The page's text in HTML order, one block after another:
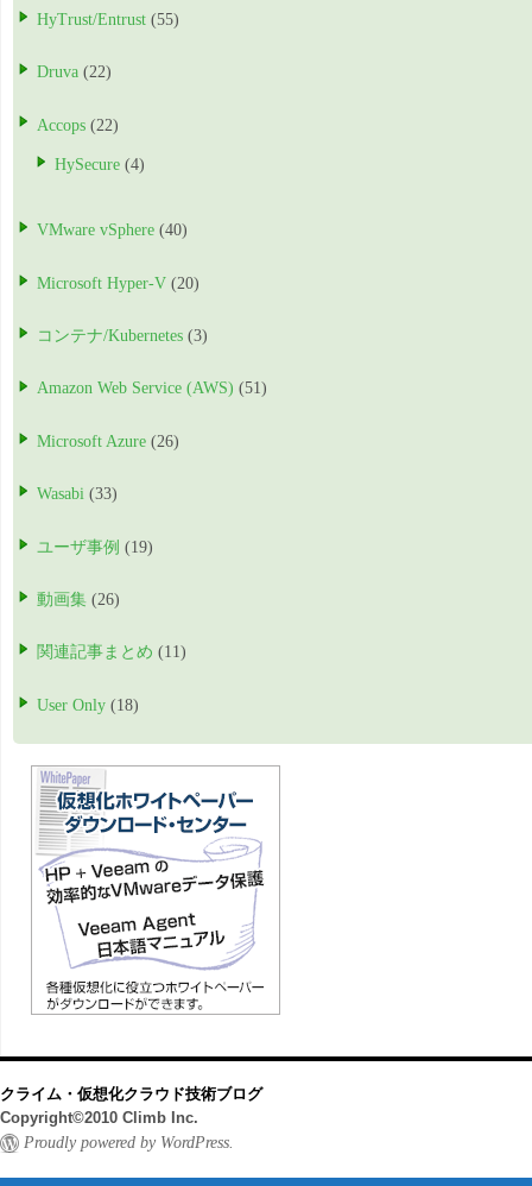
HyTrust/Entrust (55)
Druva (22)
Accops (22)
HySecure (4)
VMware vSphere (40)
Microsoft Hyper-V (20)
コンテナ/Kubernetes (3)
Amazon Web Service (AWS) (51)
Microsoft Azure (26)
Wasabi (33)
ユーザ事例 (19)
動画集 (26)
関連記事まとめ (11)
User Only (18)
クライム・仮想化クラウド技術ブログ
Copyright©2010 Climb Inc.
Proudly powered by WordPress.